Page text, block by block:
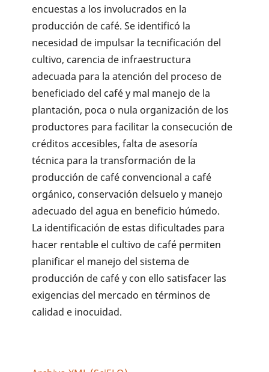
encuestas a los involucrados en la
producción de café. Se identificó la
necesidad de impulsar la tecnificación del
cultivo, carencia de infraestructura
adecuada para la atención del proceso de
beneficiado del café y mal manejo de la
plantación, poca o nula organización de los
productores para facilitar la consecución de
créditos accesibles, falta de asesoría
técnica para la transformación de la
producción de café convencional a café
orgánico, conservación delsuelo y manejo
adecuado del agua en beneficio húmedo.
La identificación de estas dificultades para
hacer rentable el cultivo de café permiten
planificar el manejo del sistema de
producción de café y con ello satisfacer las
exigencias del mercado en términos de
calidad e inocuidad.